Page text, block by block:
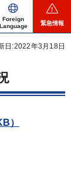
Foreign
Language
緊急情報
日:2022年3月18日
）